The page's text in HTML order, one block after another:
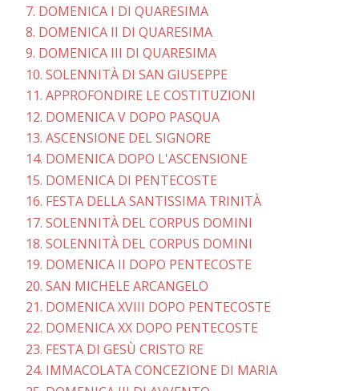
7. DOMENICA I DI QUARESIMA
8. DOMENICA II DI QUARESIMA
9. DOMENICA III DI QUARESIMA
10. SOLENNITÀ DI SAN GIUSEPPE
11. APPROFONDIRE LE COSTITUZIONI
12. DOMENICA V DOPO PASQUA
13. ASCENSIONE DEL SIGNORE
14. DOMENICA DOPO L'ASCENSIONE
15. DOMENICA DI PENTECOSTE
16. FESTA DELLA SANTISSIMA TRINITÀ
17. SOLENNITÀ DEL CORPUS DOMINI
18. SOLENNITÀ DEL CORPUS DOMINI
19. DOMENICA II DOPO PENTECOSTE
20. SAN MICHELE ARCANGELO
21. DOMENICA XVIII DOPO PENTECOSTE
22. DOMENICA XX DOPO PENTECOSTE
23. FESTA DI GESÙ CRISTO RE
24. IMMACOLATA CONCEZIONE DI MARIA